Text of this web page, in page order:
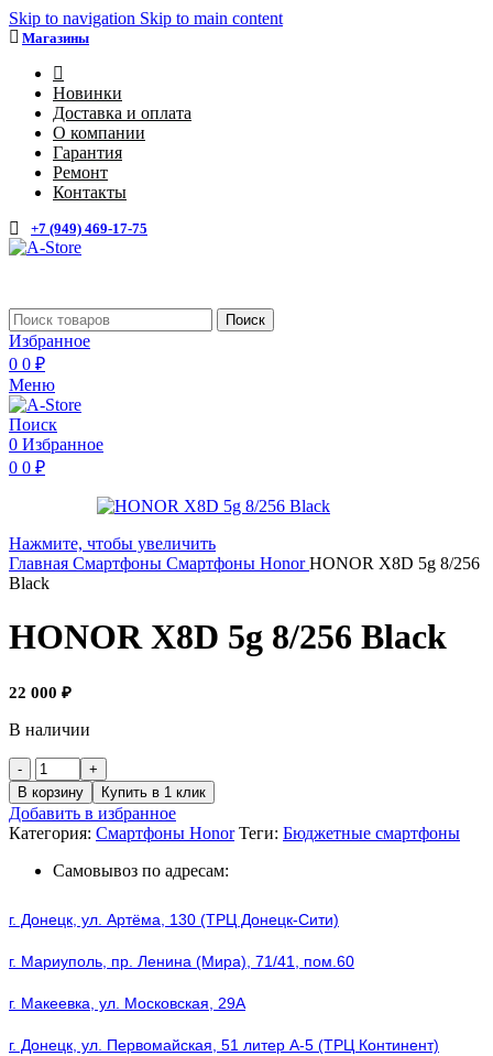
Skip to navigation Skip to main content
Магазины
Новинки
Доставка и оплата
О компании
Гарантия
Ремонт
Контакты
+7 (949) 469-17-75
Поиск
Избранное
0 0 ₽
Меню
Поиск
0 Избранное
0 0 ₽
Нажмите, чтобы увеличить
Главная Смартфоны Смартфоны HonorHONOR X8D 5g 8/256
Black
HONOR X8D 5g 8/256 Black
22 000 ₽
В наличии
Количество
товара
HONOR
X8D
8/256
В корзину Купить в 1 клик
Добавить в избранное
Категория: Смартфоны Honor Теги: Бюджетные смартфоны
Самовывоз по адресам:
г. Донецк, ул. Артёма, 130 (ТРЦ Донецк-Сити)
г. Мариуполь, пр. Ленина (Мира), 71/41, пом.60
г. Макеевка, ул. Московская, 29А
г. Донецк, ул. Первомайская, 51 литер А-5 (ТРЦ Континент)